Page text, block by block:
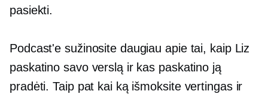
pasiekti.
Podcast'e sužinosite daugiau apie tai, kaip Liz
paskatino savo verslą ir kas paskatino ją
pradėti. Taip pat kai ką išmoksite vertingasir